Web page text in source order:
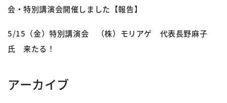
会・特別講演会開催しました【報告】
5/15（金）特別講演会 （株）モリアゲ 代表長野麻子
氏 来たる！
アーカイブ